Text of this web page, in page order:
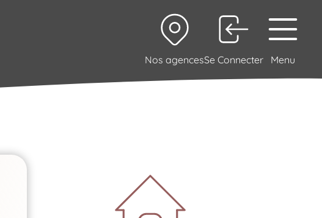
Nos agencesSe Connecter Menu